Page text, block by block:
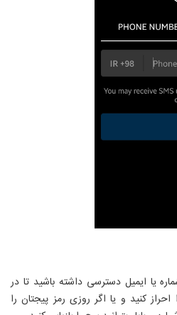
یا ایمیل دسترسی داشته باشید تا در
کنید و یا اگر روزی رمز پیجتان را